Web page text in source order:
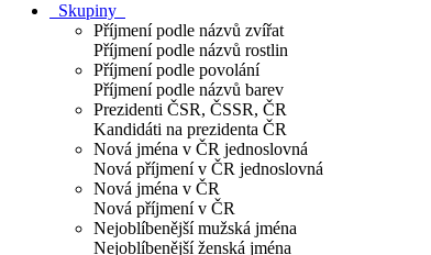
Skupiny
Příjmení podle názvů zvířat
Příjmení podle názvů rostlin
Příjmení podle povolání
Příjmení podle názvů barev
Prezidenti ČSR, ČSSR, ČR
Kandidáti na prezidenta ČR
Nová jména v ČR jednoslovná
Nová příjmení v ČR jednoslovná
Nová jména v ČR
Nová příjmení v ČR
Nejoblíbenější mužská jména
Nejoblíbenější ženská jména